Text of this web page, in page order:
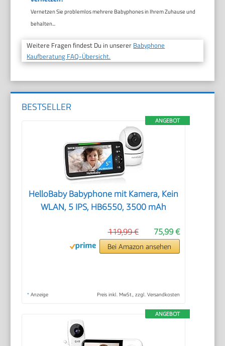
Vernetzen Sie problemlos mehrere Babyphones in Ihrem Zuhause und
behalten...
Weitere Fragen findest Du in unserer Babyphone
Kaufberatung FAQ-Übersicht.
BESTSELLER
ANGEBOT
HelloBaby Babyphone mit Kamera, Kein
WLAN, 5 IPS, HB6550, 3500 mAh
75,99 €
119,99 €
Bei Amazon ansehen
* Anzeige Preis inkl. MwSt., zzgl. Versandkosten
ANGEBOT